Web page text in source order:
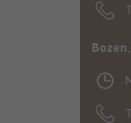
Bozen